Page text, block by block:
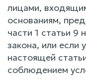
лицами,
основаниям,
части 1 статьи 9
закона, или если
настоящей
соблюдением